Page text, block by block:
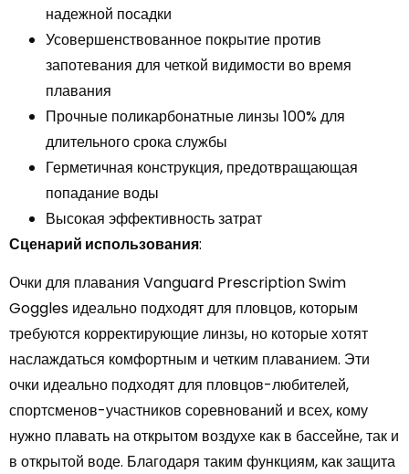
надежной посадки
Усовершенствованное покрытие против
запотевания для четкой видимости во время
плавания
Прочные поликарбонатные линзы 100% для
длительного срока службы
Герметичная конструкция, предотвращающая
попадание воды
Высокая эффективность затрат
Сценарий использования:
Очки для плавания Vanguard Prescription Swim
Goggles идеально подходят для пловцов, которым
требуются корректирующие линзы, но которые хотят
наслаждаться комфортным и четким плаванием. Эти
очки идеально подходят для пловцов-любителей,
спортсменов-участников соревнований и всех, кому
нужно плавать на открытом воздухе как в бассейне, так и
в открытой воде. Благодаря таким функциям, как защита